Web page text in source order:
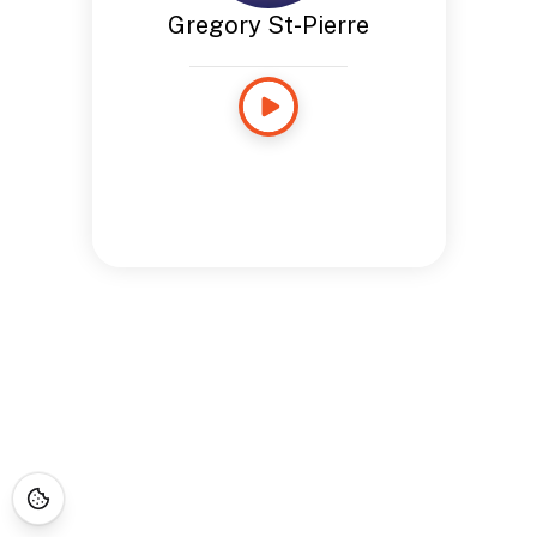
Gregory St-Pierre